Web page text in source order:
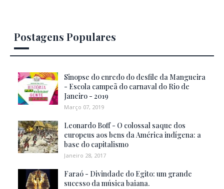
Postagens Populares
Sinopse do enredo do desfile da Mangueira
- Escola campeã do carnaval do Rio de
Janeiro - 2019
Março 07, 2019
Leonardo Boff - O colossal saque dos
europeus aos bens da América indígena: a
base do capitalismo
Janeiro 28, 2017
Faraó - Divindade do Egito: um grande
sucesso da música baiana.